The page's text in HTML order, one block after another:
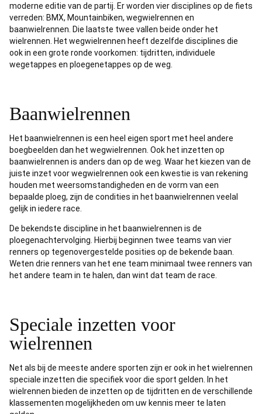
moderne editie van de partij. Er worden vier disciplines op de fiets
verreden: BMX, Mountainbiken, wegwielrennen en
baanwielrennen. Die laatste twee vallen beide onder het
wielrennen. Het wegwielrennen heeft dezelfde disciplines die
ook in een grote ronde voorkomen: tijdritten, individuele
wegetappes en ploegenetappes op de weg.
Baanwielrennen
Het baanwielrennen is een heel eigen sport met heel andere
boegbeelden dan het wegwielrennen. Ook het inzetten op
baanwielrennen is anders dan op de weg. Waar het kiezen van de
juiste inzet voor wegwielrennen ook een kwestie is van rekening
houden met weersomstandigheden en de vorm van een
bepaalde ploeg, zijn de condities in het baanwielrennen veelal
gelijk in iedere race.
De bekendste discipline in het baanwielrennen is de
ploegenachtervolging. Hierbij beginnen twee teams van vier
renners op tegenovergestelde posities op de bekende baan.
Weten drie renners van het ene team minimaal twee renners van
het andere team in te halen, dan wint dat team de race.
Speciale inzetten voor
wielrennen
Net als bij de meeste andere sporten zijn er ook in het wielrennen
speciale inzetten die specifiek voor die sport gelden. In het
wielrennen bieden de inzetten op de tijdritten en de verschillende
klassementen mogelijkheden om uw kennis meer te laten